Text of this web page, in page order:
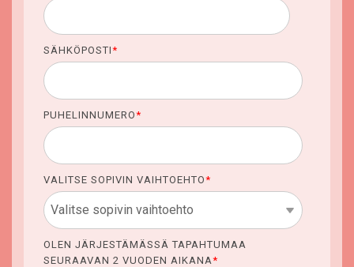
SÄHKÖPOSTI*
PUHELINNUMERO*
VALITSE SOPIVIN VAIHTOEHTO*
OLEN JÄRJESTÄMÄSSÄ TAPAHTUMAA
SEURAAVAN 2 VUODEN AIKANA*